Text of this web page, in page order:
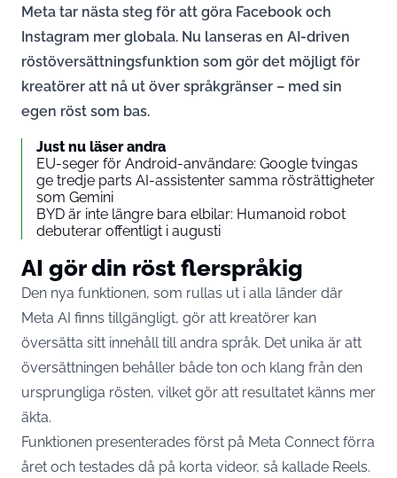
Meta tar nästa steg för att göra Facebook och
Instagram mer globala. Nu lanseras en AI-driven
röstöversättningsfunktion som gör det möjligt för
kreatörer att nå ut över språkgränser – med sin
egen röst som bas.
Just nu läser andra
EU-seger för Android-användare: Google tvingas
ge tredje parts AI-assistenter samma rösträttigheter
som Gemini
BYD är inte längre bara elbilar: Humanoid robot
debuterar offentligt i augusti
AI gör din röst flerspråkig
Den nya funktionen, som rullas ut i alla länder där
Meta AI finns tillgängligt, gör att kreatörer kan
översätta sitt innehåll till andra språk. Det unika är att
översättningen behåller både ton och klang från den
ursprungliga rösten, vilket gör att resultatet känns mer
äkta.
Funktionen presenterades först på Meta Connect förra
året och testades då på korta videor, så kallade Reels.